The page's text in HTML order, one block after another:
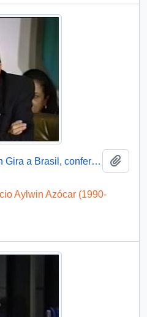
Presidente Aylwin sale en Gira a Brasil, conferencia de prensa : video
Aylwin Azócar (1990-